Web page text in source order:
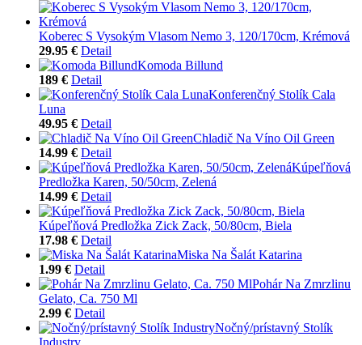
Koberec S Vysokým Vlasom Nemo 3, 120/170cm, Krémová
29.95 € Detail
Komoda Billund
189 € Detail
Konferenčný Stolík Cala
Luna
49.95 € Detail
Chladič Na Víno Oil Green
14.99 € Detail
Kúpeľňová
Predložka Karen, 50/50cm, Zelená
14.99 € Detail
Kúpeľňová Predložka Zick Zack, 50/80cm, Biela
17.98 € Detail
Miska Na Šalát Katarina
1.99 € Detail
Pohár Na Zmrzlinu
Gelato, Ca. 750 Ml
2.99 € Detail
Nočný/prístavný Stolík
Industry